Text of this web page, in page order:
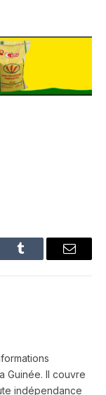
Tumblr Email
Guinée. Il couvre
indépendance